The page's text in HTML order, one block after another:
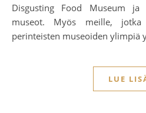
Disgusting Food Museum ja muut Berliinin erikoiset
museot. Myös meille,
perinteisten museoiden ylimpiä
LUE